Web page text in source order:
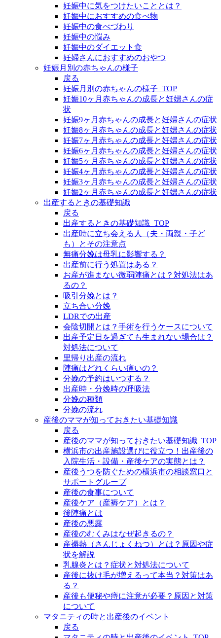
妊娠中に気をつけたいこととは？
妊娠中におすすめの食べ物
妊娠中の食べづわり
妊娠中の悩み
妊娠中のダイエット食
妊婦さんにおすすめのおやつ
妊娠月別の赤ちゃんの様子
戻る
妊娠月別の赤ちゃんの様子_TOP
妊娠10ヶ月赤ちゃんの成長と妊婦さんの症
状
妊娠9ヶ月赤ちゃんの成長と妊婦さんの症状
妊娠8ヶ月赤ちゃんの成長と妊婦さんの症状
妊娠7ヶ月赤ちゃんの成長と妊婦さんの症状
妊娠6ヶ月赤ちゃんの成長と妊婦さんの症状
妊娠5ヶ月赤ちゃんの成長と妊婦さんの症状
妊娠4ヶ月赤ちゃんの成長と妊婦さんの症状
妊娠3ヶ月赤ちゃんの成長と妊婦さんの症状
妊娠2ヶ月赤ちゃんの成長と妊婦さんの症状
出産するときの基礎知識
戻る
出産するときの基礎知識_TOP
出産時に立ち会える人（夫・両親・子ど
も）とその注意点
無痛分娩は母乳に影響する？
出産前に行う処置はある？
お産が進まない微弱陣痛とは？対処法はあ
るの？
吸引分娩とは？
立ち合い分娩
LDRでの出産
会陰切開とは？手術を行うケースについて
出産予定日を過ぎても生まれない場合は？
対処法について
里帰り出産の流れ
陣痛はどれくらい痛いの？
分娩の予約はいつする？
出産時・分娩時の呼吸法
分娩の種類
分娩の流れ
産後のママが知っておきたい基礎知識
戻る
産後のママが知っておきたい基礎知識_TOP
横浜市の出産施設選びに役立つ！出産後の
入院生活・設備・産後ケアの実態とは？
産後うつを防ぐための横浜市の相談窓口と
サポートグループ
産後の食事について
産後ケア（産褥ケア）とは？
後陣痛とは
産後の悪露
産後のむくみはなぜ起きるの？
産褥熱（さんじょくねつ）とは？原因や症
状を解説
乳腺炎とは？症状と対処法について
産後に抜け毛が増えるって本当？対策はあ
る？
産後も便秘や痔に注意が必要？原因と対策
について
マタニティの時と出産後のイベント
戻る